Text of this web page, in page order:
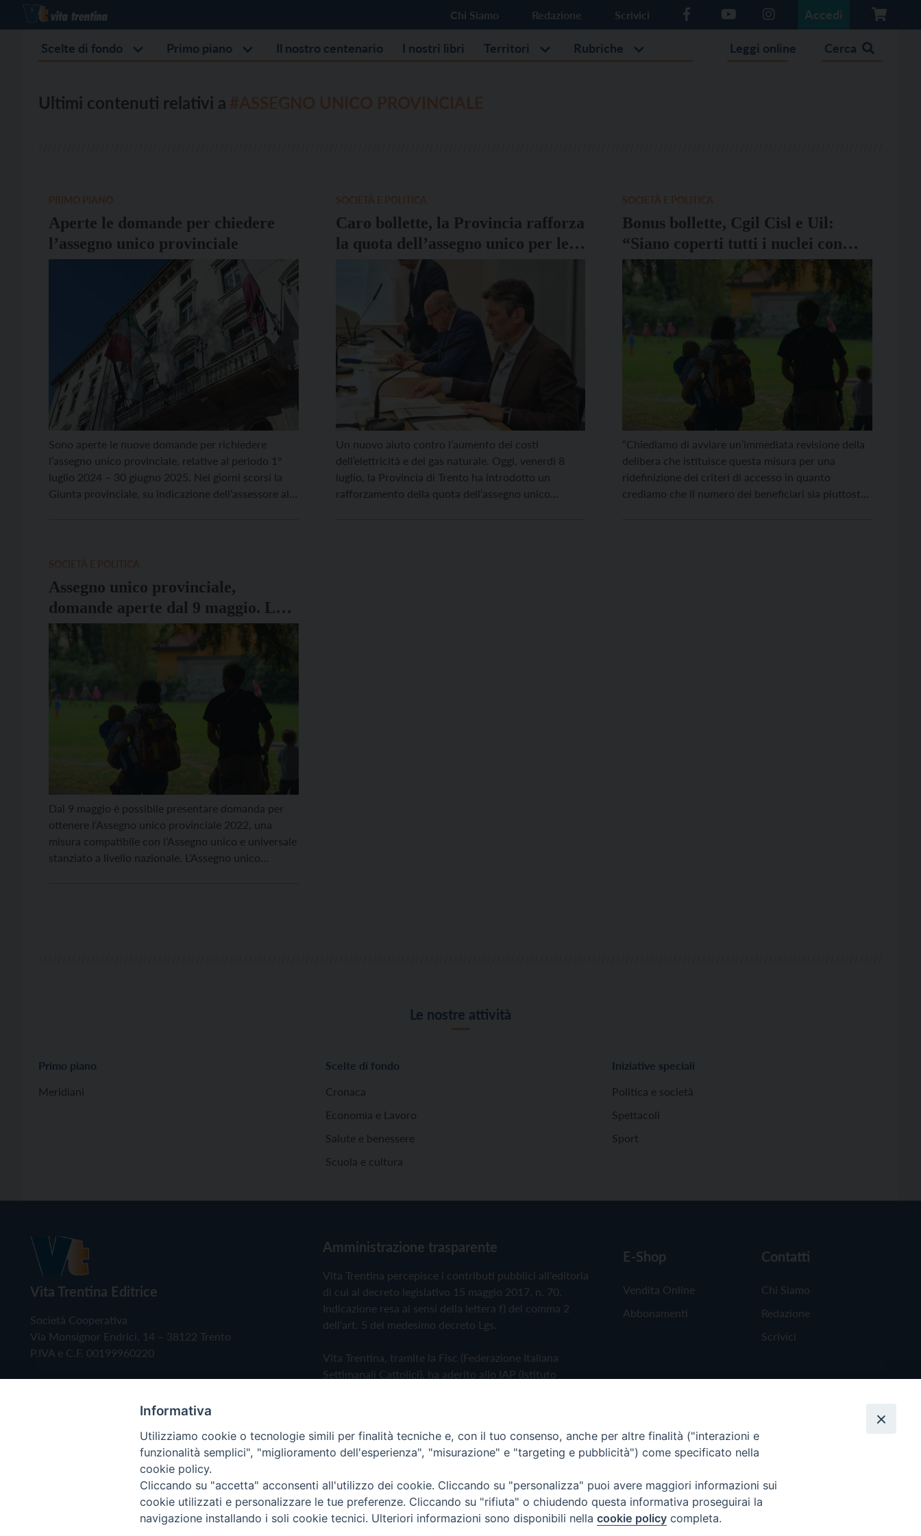
Chi Siamo Redazione Scrivici Accedi
Scelte di fondo Primo piano Il nostro centenario I nostri libri Territori Rubriche Leggi online Cerca
Ultimi contenuti relativi a
Aperte le domande per chiedere
l’assegno unico provinciale
Sono aperte le nuove domande per richiedere
l’assegno unico provinciale, relative al periodo 1°
luglio 2024 – 30 giugno 2025. Nei giorni scorsi la
Giunta provinciale, su indicazione dell’assessore allo
Caro bollette, la Provincia rafforza
la quota dell’assegno unico per le
famiglie con minori
Un nuovo aiuto contro l’aumento dei costi
dell’elettricità e del gas naturale. Oggi, venerdì 8
luglio, la Provincia di Trento ha introdotto un
rafforzamento della quota dell’assegno unico
Bonus bollette, Cgil Cisl e Uil:
“Siano coperti tutti i nuclei con
assegno unico”
“Chiediamo di avviare un’immediata revisione della
delibera che istituisce questa misura per una
ridefinizione dei criteri di accesso in quanto
crediamo che il numero dei beneficiari sia piuttosto
Assegno unico provinciale,
domande aperte dal 9 maggio. Le
Acli: “Un diritto e un’opportunità
per le famiglie”
Dal 9 maggio è possibile presentare domanda per
ottenere l’Assegno unico provinciale 2022, una
misura compatibile con l’Assegno unico e universale
stanziato a livello nazionale. L’Assegno unico
Le nostre attività
Primo piano
Meridiani
Scelte di fondo
Cronaca
Economia e Lavoro
Salute e benessere
Scuola e cultura
Iniziative speciali
Politica e società
Spettacoli
Sport
Vita Trentina Editrice
Società Cooperativa
Via Monsignor Endrici, 14 – 38122 Trento
P.IVA e C.F. 00199960220
Amministrazione trasparente
Vita Trentina percepisce i contributi pubblici all'editoria
di cui al decreto legislativo 15 maggio 2017, n. 70.
Indicazione resa ai sensi della lettera f) del comma 2
dell'art. 5 del medesimo decreto Lgs.
Vita Trentina, tramite la Fisc (Federazione Italiana
Settimanali Cattolici), ha aderito allo IAP (Istituto
Privacy Policy Cookie Policy
E-Shop
Vendita Online
Abbonamenti
Contatti
Chi Siamo
Redazione
Scrivici
Copyright © 2019 - Tutti i diritti riservati - Vita Trentina Editrice
Informativa
Utilizziamo cookie o tecnologie simili per finalità tecniche e, con il tuo consenso, anche per altre finalità ("interazioni e
funzionalità semplici", "miglioramento dell'esperienza", "misurazione" e "targeting e pubblicità") come specificato nella
cookie policy.
Cliccando su "accetta" acconsenti all'utilizzo dei cookie. Cliccando su "personalizza" puoi avere maggiori informazioni sui
cookie utilizzati e personalizzare le tue preferenze. Cliccando su "rifiuta" o chiudendo questa informativa proseguirai la
navigazione installando i soli cookie tecnici. Ulteriori informazioni sono disponibili nella cookie policy completa.